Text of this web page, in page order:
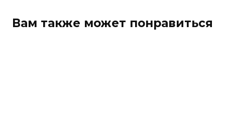
Вам также может понравиться